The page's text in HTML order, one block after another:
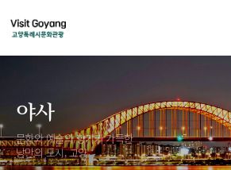
야사
문화와 예술의 향기가 가득한
낭만의 도시, 고양